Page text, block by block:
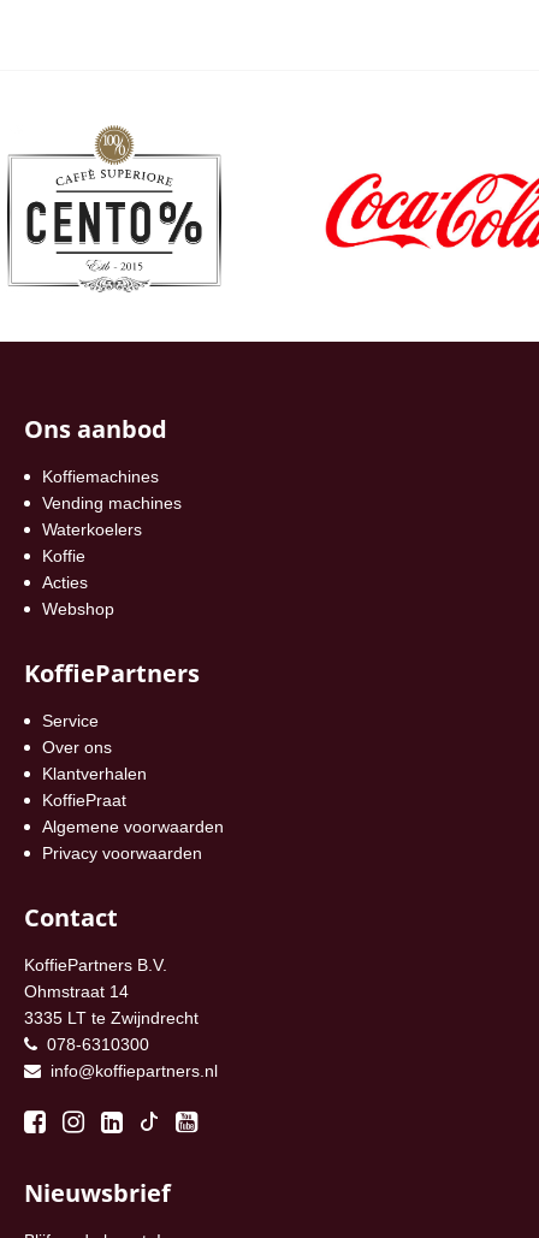
Ons aanbod
Koffiemachines
Vending machines
Waterkoelers
Koffie
Acties
Webshop
KoffiePartners
Service
Over ons
Klantverhalen
KoffiePraat
Algemene voorwaarden
Privacy voorwaarden
Contact
KoffiePartners B.V.
Ohmstraat 14
3335 LT te Zwijndrecht
078-6310300
info@koffiepartners.nl
Nieuwsbrief